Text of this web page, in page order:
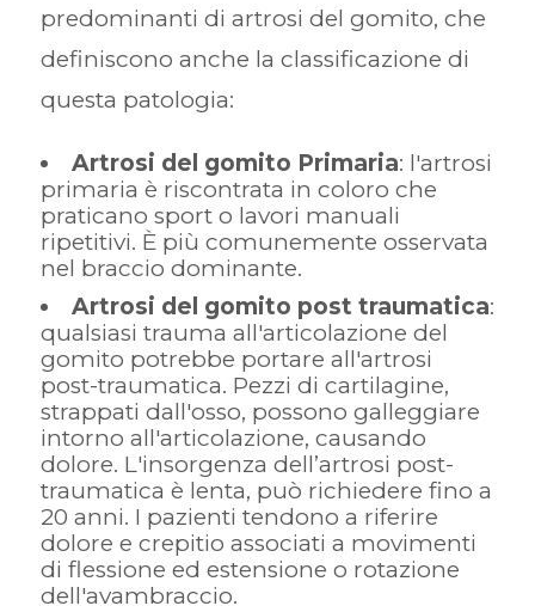
predominanti di artrosi del gomito, che
definiscono anche la classificazione di
questa patologia:
Artrosi del gomito Primaria: l'artrosi
primaria è riscontrata in coloro che
praticano sport o lavori manuali
ripetitivi. È più comunemente osservata
nel braccio dominante.
Artrosi del gomito post traumatica:
qualsiasi trauma all'articolazione del
gomito potrebbe portare all'artrosi
post-traumatica. Pezzi di cartilagine,
strappati dall'osso, possono galleggiare
intorno all'articolazione, causando
dolore. L'insorgenza dell’artrosi post-
traumatica è lenta, può richiedere fino a
20 anni. I pazienti tendono a riferire
dolore e crepitio associati a movimenti
di flessione ed estensione o rotazione
dell'avambraccio.